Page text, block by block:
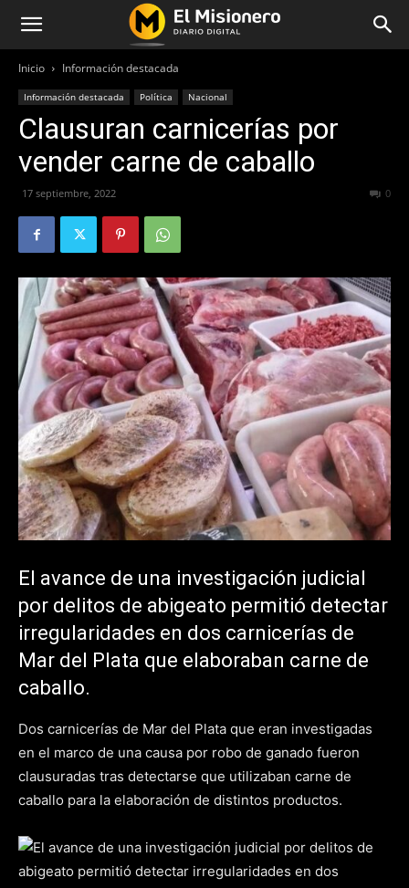
Inicio Información destacada
Información destacada Política Nacional
Clausuran carnicerías por
vender carne de caballo
17 septiembre, 2022 0
El avance de una investigación judicial
por delitos de abigeato permitió detectar
irregularidades en dos carnicerías de
Mar del Plata que elaboraban carne de
caballo.
Dos carnicerías de Mar del Plata que eran investigadas
en el marco de una causa por robo de ganado fueron
clausuradas tras detectarse que utilizaban carne de
caballo para la elaboración de distintos productos.